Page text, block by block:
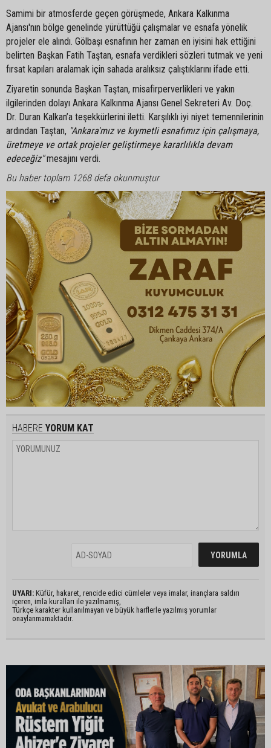
Samimi bir atmosferde geçen görüşmede, Ankara Kalkınma
Ajansı'nın bölge genelinde yürüttüğü çalışmalar ve esnafa yönelik
projeler ele alındı. Gölbaşı esnafının her zaman en iyisini hak ettiğini
belirten Başkan Fatih Taştan, esnafa verdikleri sözleri tutmak ve yeni
fırsat kapıları aralamak için sahada aralıksız çalıştıklarını ifade etti.
Ziyaretin sonunda Başkan Taştan, misafirperverlikleri ve yakın
ilgilerinden dolayı Ankara Kalkınma Ajansı Genel Sekreteri Av. Doç.
Dr. Duran Kalkan’a teşekkürlerini iletti. Karşılıklı iyi niyet temennilerinin
ardından Taştan, "Ankara'mız ve kıymetli esnafımız için çalışmaya,
üretmeye ve ortak projeler geliştirmeye kararlılıkla devam
edeceğiz"mesajını verdi.
Bu haber toplam 1268 defa okunmuştur
HABERE YORUM KAT
UYARI: Küfür, hakaret, rencide edici cümleler veya imalar, inançlara saldırı
içeren, imla kuralları ile yazılmamış,
Türkçe karakter kullanılmayan ve büyük harflerle yazılmış yorumlar
onaylanmamaktadır.